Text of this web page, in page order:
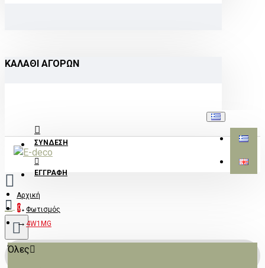
ΚΑΛΆΘΙ ΑΓΟΡΏΝ
ΣΎΝΔΕΣΗ
ΕΓΓΡΑΦΉ
0
Όλες
Αρχική
Φωτισμός
4W1MG